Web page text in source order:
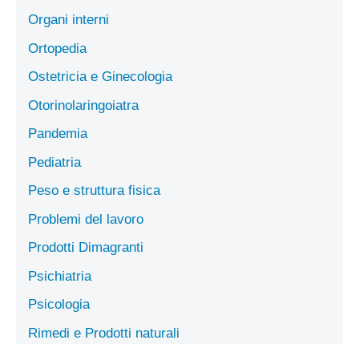
Organi interni
Ortopedia
Ostetricia e Ginecologia
Otorinolaringoiatra
Pandemia
Pediatria
Peso e struttura fisica
Problemi del lavoro
Prodotti Dimagranti
Psichiatria
Psicologia
Rimedi e Prodotti naturali